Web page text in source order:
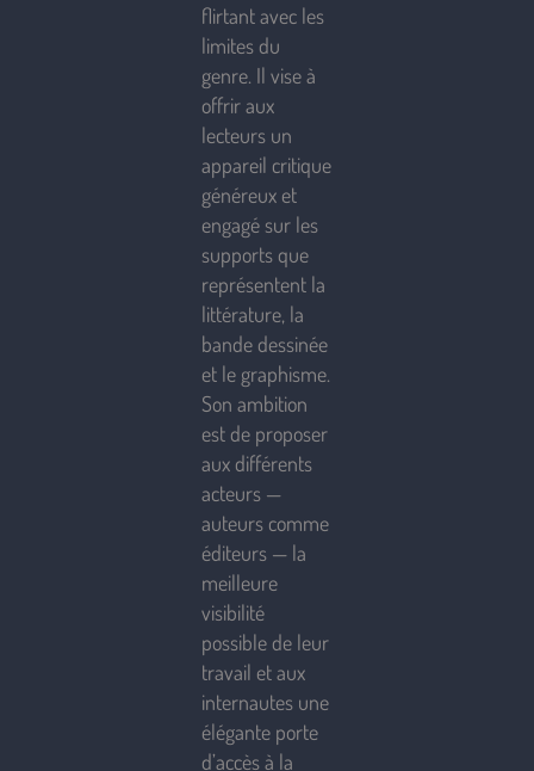
flirtant avec les
limites du
genre. Il vise à
offrir aux
lecteurs un
appareil critique
généreux et
engagé sur les
supports que
représentent la
littérature, la
bande dessinée
et le graphisme.
Son ambition
est de proposer
aux différents
acteurs —
auteurs comme
éditeurs — la
meilleure
visibilité
possible de leur
travail et aux
internautes une
élégante porte
d’accès à la